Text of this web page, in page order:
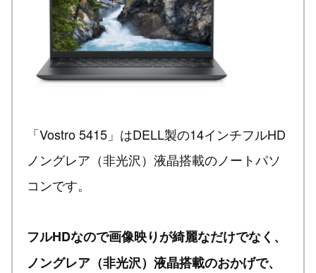
「Vostro 5415」はDELL製の14インチフルHD
ノングレア（非光沢）液晶搭載のノートパソ
コンです。
フルHDなので画像映りが綺麗なだけでなく、
ノングレア（非光沢）液晶搭載のおかげで、